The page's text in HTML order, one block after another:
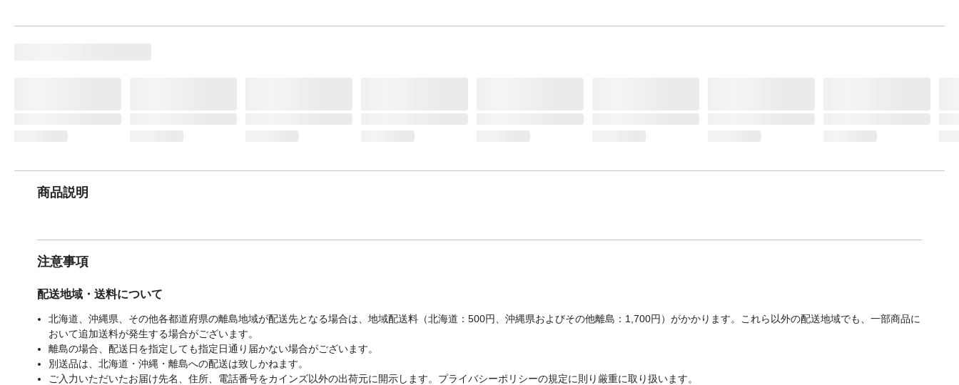
商品説明
注意事項
配送地域・送料について
北海道、沖縄県、その他各都道府県の離島地域が配送先となる場合は、地域配送料（北海道：500円、沖縄県およびその他離島：1,700円）がかかります。これら以外の配送地域でも、一部商品に
おいて追加送料が発生する場合がございます。
離島の場合、配送日を指定しても指定日通り届かない場合がございます。
別送品は、北海道・沖縄・離島への配送は致しかねます。
ご入力いただいたお届け先名、住所、電話番号をカインズ以外の出荷元に開示します。プライバシーポリシーの規定に則り厳重に取り扱います。